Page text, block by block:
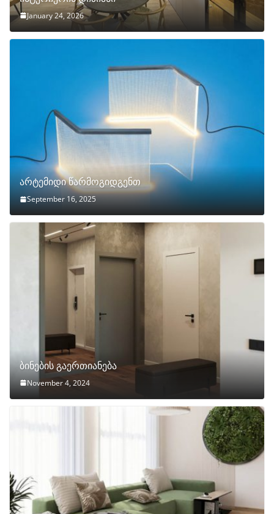
January 24, 2026
არტემიდი წარმოგიდგენთ
September 16, 2025
ბინების გაერთიანება
November 4, 2024